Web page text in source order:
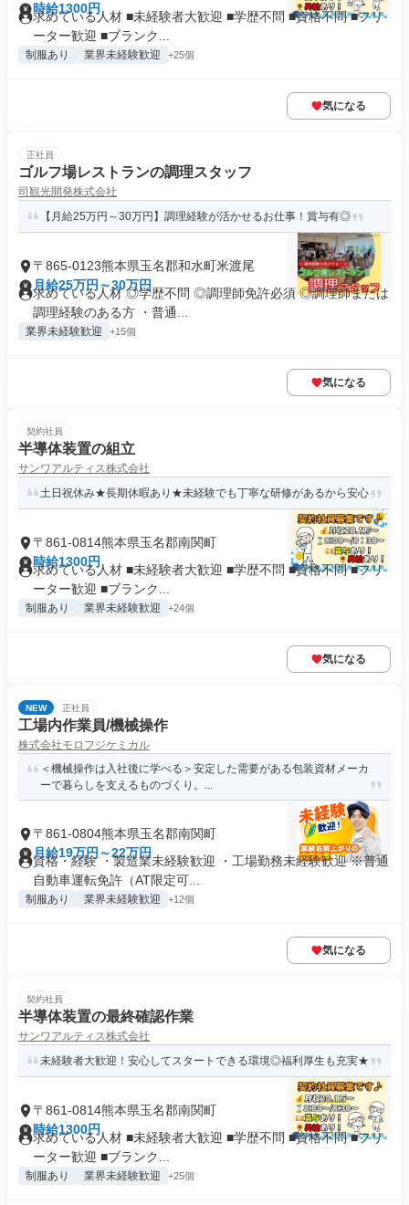
時給1300円
求めている人材 ■未経験者大歓迎 ■学歴不問 ■資格不問 ■フリ
ーター歓迎 ■ブランク...
制服あり 業界未経験歓迎 +25個
気になる
正社員
ゴルフ場レストランの調理スタッフ
司観光開発株式会社
【月給25万円～30万円】調理経験が活かせるお仕事！賞与有◎
〒865-0123熊本県玉名郡和水町米渡尾
月給25万円～30万円
求めている人材 ◎学歴不問 ◎調理師免許必須 ◎調理師または
調理経験のある方 ・普通...
業界未経験歓迎 +15個
気になる
契約社員
半導体装置の組立
サンワアルティス株式会社
土日祝休み★長期休暇あり★未経験でも丁寧な研修があるから安心
〒861-0814熊本県玉名郡南関町
時給1300円
求めている人材 ■未経験者大歓迎 ■学歴不問 ■資格不問 ■フリ
ーター歓迎 ■ブランク...
制服あり 業界未経験歓迎 +24個
気になる
NEW 正社員
工場内作業員/機械操作
株式会社モロフジケミカル
＜機械操作は入社後に学べる＞安定した需要がある包装資材メーカ
ーで暮らしを支えるものづくり。...
〒861-0804熊本県玉名郡南関町
月給19万円～22万円
資格・経験 ・製造業未経験歓迎 ・工場勤務未経験歓迎 ※普通
自動車運転免許（AT限定可...
制服あり 業界未経験歓迎 +12個
気になる
契約社員
半導体装置の最終確認作業
サンワアルティス株式会社
未経験者大歓迎！安心してスタートできる環境◎福利厚生も充実★
〒861-0814熊本県玉名郡南関町
時給1300円
求めている人材 ■未経験者大歓迎 ■学歴不問 ■資格不問 ■フリ
ーター歓迎 ■ブランク...
制服あり 業界未経験歓迎 +25個